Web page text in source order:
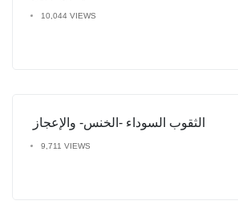
10,044 VIEWS
الثقوب السوداء -الخنس- والإعجاز
9,711 VIEWS